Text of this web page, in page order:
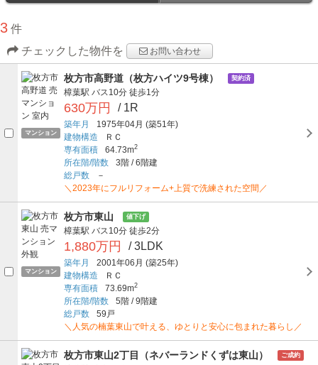
3 件
チェックした物件を
お問い合わせ
マンション
枚方市高野道（枚方ハイツ9号棟） 契約済
樟葉駅 バス10分 徒歩1分
630万円 / 1R
築年月 1975年04月 (築51年)
建物構造
ＲＣ
専有面積
64.73m2
所在階/階数 3階 /6階建
総戸数
－
＼2023年にフルリフォーム+上質で洗練された空間／
マンション
枚方市東山 値下げ
樟葉駅 バス10分 徒歩2分
1,880万円 / 3LDK
築年月 2001年06月 (築25年)
建物構造
ＲＣ
専有面積
73.69m2
所在階/階数 5階 /9階建
総戸数
59戸
＼人気の楠葉東山で叶える、ゆとりと安心に包まれた暮らし／
枚方市東山2丁目（ネバーランドくずは東山） ご成約